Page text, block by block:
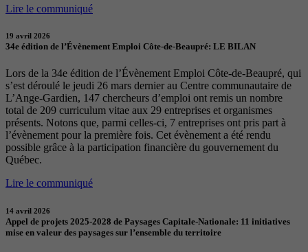
Lire le communiqué
19 avril 2026
34e édition de l’Évènement Emploi Côte-de-Beaupré: LE BILAN
Lors de la 34e édition de l’Évènement Emploi Côte-de-Beaupré, qui
s’est déroulé le jeudi 26 mars dernier au Centre communautaire de
L’Ange-Gardien, 147 chercheurs d’emploi ont remis un nombre
total de 209 curriculum vitae aux 29 entreprises et organismes
présents. Notons que, parmi celles-ci, 7 entreprises ont pris part à
l’évènement pour la première fois. Cet évènement a été rendu
possible grâce à la participation financière du gouvernement du
Québec.
Lire le communiqué
14 avril 2026
Appel de projets 2025-2028 de Paysages Capitale-Nationale: 11 initiatives
mise en valeur des paysages sur l’ensemble du territoire